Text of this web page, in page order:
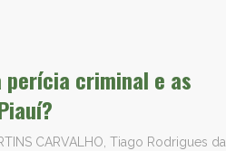
perícia criminal e as
CARVALHO, Tiago Rodrigues da